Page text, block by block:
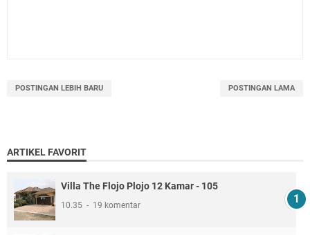
POSTINGAN LEBIH BARU POSTINGAN LAMA
ARTIKEL FAVORIT
Villa The Flojo Plojo 12 Kamar - 105
10.35 19 komentar